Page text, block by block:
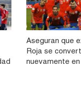
Aseguran que
Roja se
nuevamente